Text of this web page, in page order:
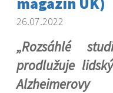
26.07.2022
„Rozsáhlé
prodlužuje